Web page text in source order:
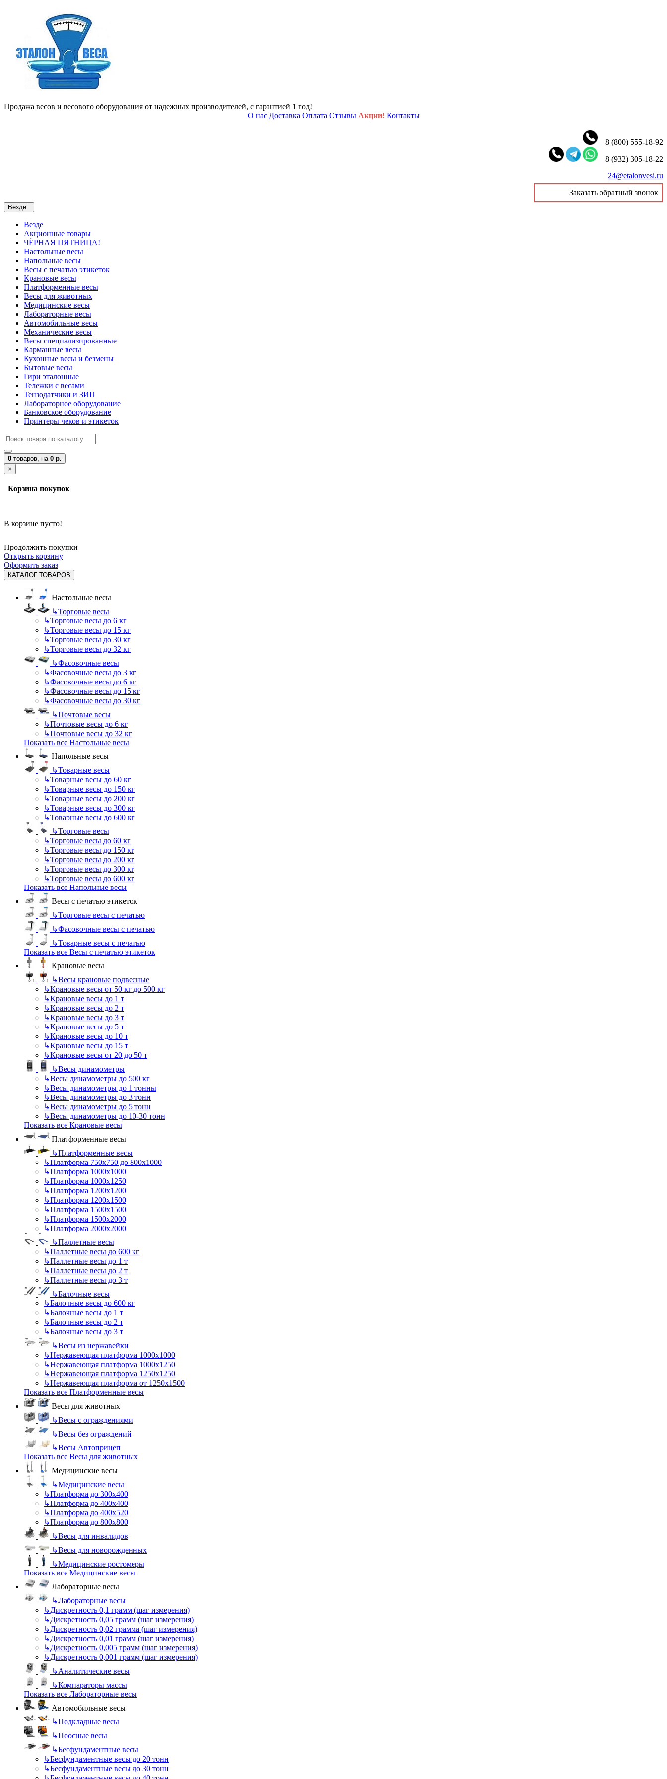
Продажа весов и весового оборудования от надежных производителей, с гарантией 1 год!
О нас Доставка Оплата Отзывы Акции! Контакты
8 (800) 555-18-92
8 (932) 305-18-22
24@etalonvesi.ru
Заказать обратный звонок
Везде
Везде
Акционные товары
ЧЁРНАЯ ПЯТНИЦА!
Настольные весы
Напольные весы
Весы с печатью этикеток
Крановые весы
Платформенные весы
Весы для животных
Медицинские весы
Лабораторные весы
Автомобильные весы
Механические весы
Весы специализированные
Карманные весы
Кухонные весы и безмены
Бытовые весы
Гири эталонные
Тележки с весами
Тензодатчики и ЗИП
Лабораторное оборудование
Банковское оборудование
Принтеры чеков и этикеток
0 товаров, на 0 р.
×
Корзина покупок
В корзине пусто!
Продолжить покупки
Открыть корзину
Оформить заказ
КАТАЛОГ ТОВАРОВ
Настольные весы
↳Торговые весы
↳Торговые весы до 6 кг
↳Торговые весы до 15 кг
↳Торговые весы до 30 кг
↳Торговые весы до 32 кг
↳Фасовочные весы
↳Фасовочные весы до 3 кг
↳Фасовочные весы до 6 кг
↳Фасовочные весы до 15 кг
↳Фасовочные весы до 30 кг
↳Почтовые весы
↳Почтовые весы до 6 кг
↳Почтовые весы до 32 кг
Показать все Настольные весы
Напольные весы
↳Товарные весы
↳Товарные весы до 60 кг
↳Товарные весы до 150 кг
↳Товарные весы до 200 кг
↳Товарные весы до 300 кг
↳Товарные весы до 600 кг
↳Торговые весы
↳Торговые весы до 60 кг
↳Торговые весы до 150 кг
↳Торговые весы до 200 кг
↳Торговые весы до 300 кг
↳Торговые весы до 600 кг
Показать все Напольные весы
Весы с печатью этикеток
↳Торговые весы с печатью
↳Фасовочные весы с печатью
↳Товарные весы с печатью
Показать все Весы с печатью этикеток
Крановые весы
↳Весы крановые подвесные
↳Крановые весы от 50 кг до 500 кг
↳Крановые весы до 1 т
↳Крановые весы до 2 т
↳Крановые весы до 3 т
↳Крановые весы до 5 т
↳Крановые весы до 10 т
↳Крановые весы до 15 т
↳Крановые весы от 20 до 50 т
↳Весы динамометры
↳Весы динамометры до 500 кг
↳Весы динамометры до 1 тонны
↳Весы динамометры до 3 тонн
↳Весы динамометры до 5 тонн
↳Весы динамометры до 10-30 тонн
Показать все Крановые весы
Платформенные весы
↳Платформенные весы
↳Платформа 750х750 до 800х1000
↳Платформа 1000х1000
↳Платформа 1000х1250
↳Платформа 1200х1200
↳Платформа 1200х1500
↳Платформа 1500х1500
↳Платформа 1500х2000
↳Платформа 2000х2000
↳Паллетные весы
↳Паллетные весы до 600 кг
↳Паллетные весы до 1 т
↳Паллетные весы до 2 т
↳Паллетные весы до 3 т
↳Балочные весы
↳Балочные весы до 600 кг
↳Балочные весы до 1 т
↳Балочные весы до 2 т
↳Балочные весы до 3 т
↳Весы из нержавейки
↳Нержавеющая платформа 1000х1000
↳Нержавеющая платформа 1000х1250
↳Нержавеющая платформа 1250х1250
↳Нержавеющая платформа от 1250х1500
Показать все Платформенные весы
Весы для животных
↳Весы с ограждениями
↳Весы без ограждений
↳Весы Автоприцеп
Показать все Весы для животных
Медицинские весы
↳Медицинские весы
↳Платформа до 300х400
↳Платформа до 400х400
↳Платформа до 400х520
↳Платформа до 800х800
↳Весы для инвалидов
↳Весы для новорожденных
↳Медицинские ростомеры
Показать все Медицинские весы
Лабораторные весы
↳Лабораторные весы
↳Дискретность 0,1 грамм (шаг измерения)
↳Дискретность 0,05 грамм (шаг измерения)
↳Дискретность 0,02 грамма (шаг измерения)
↳Дискретность 0,01 грамм (шаг измерения)
↳Дискретность 0,005 грамм (шаг измерения)
↳Дискретность 0,001 грамм (шаг измерения)
↳Аналитические весы
↳Компараторы массы
Показать все Лабораторные весы
Автомобильные весы
↳Подкладные весы
↳Поосные весы
↳Бесфундаментные весы
↳Бесфундаментные весы до 20 тонн
↳Бесфундаментные весы до 30 тонн